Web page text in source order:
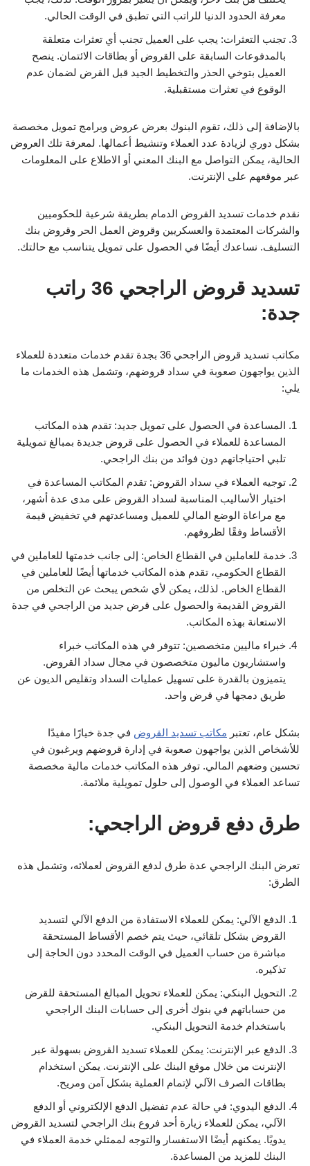
معرفة الحدود الدنيا للراتب التي تطبق في الوقت الحالي.
تجنب التعثرات: يجب على العميل تجنب أي تعثرات متعلقة
بالمدفوعات السابقة على القروض أو بطاقات الائتمان. ينصح
العميل بتوخي الحذر والتخطيط الجيد قبل القرض لضمان عدم
الوقوع في تعثرات مستقبلية.
بالإضافة إلى ذلك، تقوم البنوك بعرض عروض وبرامج تمويل مخصصة
بشكل دوري لزيادة عدد العملاء وتنشيط أعمالها. لمعرفة تلك العروض
الحالية، يمكن التواصل مع البنك المعني أو الاطلاع على المعلومات
عبر موقعهم على الإنترنت.
نقدم خدمات تسديد القروض الدمام بطريقة شرعية للحكوميين
والشركات المعتمدة والعسكريين وقروض العمل الحر وقروض بنك
التسليف. نساعدك أيضًا في الحصول على تمويل يتناسب مع حالتك.
تسديد قروض الراجحي 36 راتب
جدة:
مكاتب تسديد قروض الراجحي 36 بجدة تقدم خدمات متعددة للعملاء
الذين يواجهون صعوبة في سداد قروضهم، وتشمل هذه الخدمات ما
يلي:
المساعدة في الحصول على تمويل جديد: تقدم هذه المكاتب
المساعدة للعملاء في الحصول على قروض جديدة بمبالغ تمويلية
تلبي احتياجاتهم دون فوائد من بنك الراجحي.
توجيه العملاء في سداد القروض: تقدم المكاتب المساعدة في
اختيار الأساليب المناسبة لسداد القروض على مدى عدة أشهر،
مع مراعاة الوضع المالي للعميل ومساعدتهم في تخفيض قيمة
الأقساط وفقًا لظروفهم.
خدمة للعاملين في القطاع الخاص: إلى جانب خدمتها للعاملين في
القطاع الحكومي، تقدم هذه المكاتب خدماتها أيضًا للعاملين في
القطاع الخاص. لذلك، يمكن لأي شخص يبحث عن التخلص من
القروض القديمة والحصول على قرض جديد من الراجحي في جدة
الاستعانة بهذه المكاتب.
خبراء ماليين متخصصين: تتوفر في هذه المكاتب خبراء
واستشاريون ماليون متخصصون في مجال سداد القروض.
يتميزون بالقدرة على تسهيل عمليات السداد وتقليص الديون عن
طريق دمجها في قرض واحد.
بشكل عام، تعتبر مكاتب تسديد القروض في جدة خيارًا مفيدًا
للأشخاص الذين يواجهون صعوبة في إدارة قروضهم ويرغبون في
تحسين وضعهم المالي. توفر هذه المكاتب خدمات مالية مخصصة
تساعد العملاء في الوصول إلى حلول تمويلية ملائمة.
طرق دفع قروض الراجحي:
تعرض البنك الراجحي عدة طرق لدفع القروض لعملائه، وتشمل هذه
الطرق:
الدفع الآلي: يمكن للعملاء الاستفادة من الدفع الآلي لتسديد
القروض بشكل تلقائي، حيث يتم خصم الأقساط المستحقة
مباشرة من حساب العميل في الوقت المحدد دون الحاجة إلى
تذكيره.
التحويل البنكي: يمكن للعملاء تحويل المبالغ المستحقة للقرض
من حساباتهم في بنوك أخرى إلى حسابات البنك الراجحي
باستخدام خدمة التحويل البنكي.
الدفع عبر الإنترنت: يمكن للعملاء تسديد القروض بسهولة عبر
الإنترنت من خلال موقع البنك على الإنترنت. يمكن استخدام
بطاقات الصرف الآلي لإتمام العملية بشكل آمن ومريح.
الدفع اليدوي: في حالة عدم تفضيل الدفع الإلكتروني أو الدفع
الآلي، يمكن للعملاء زيارة أحد فروع بنك الراجحي لتسديد القروض
يدويًا. يمكنهم أيضًا الاستفسار والتوجه لممثلي خدمة العملاء في
البنك للمزيد من المساعدة.